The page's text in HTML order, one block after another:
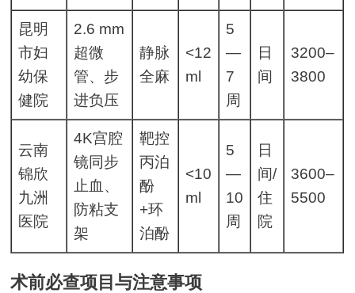
昆明
市妇
幼保
健院
2.6 mm
超微
管、步
进负压
静脉
全麻
<12
ml
5
—
7
周
日
间
3200–
3800
云南
锦欣
九洲
医院
4K宫腔
镜同步
止血、
防粘支
架
靶控
丙泊
酚
+环
泊酚
<10
ml
5
—
10
周
日
间/
住
院
3600–
5500
术前必查项目与注意事项